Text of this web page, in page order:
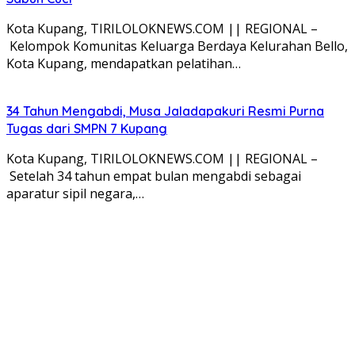
Kota Kupang, TIRILOLOKNEWS.COM || REGIONAL –
Kelompok Komunitas Keluarga Berdaya Kelurahan Bello,
Kota Kupang, mendapatkan pelatihan…
34 Tahun Mengabdi, Musa Jaladapakuri Resmi Purna
Tugas dari SMPN 7 Kupang
Kota Kupang, TIRILOLOKNEWS.COM || REGIONAL –
Setelah 34 tahun empat bulan mengabdi sebagai
aparatur sipil negara,…